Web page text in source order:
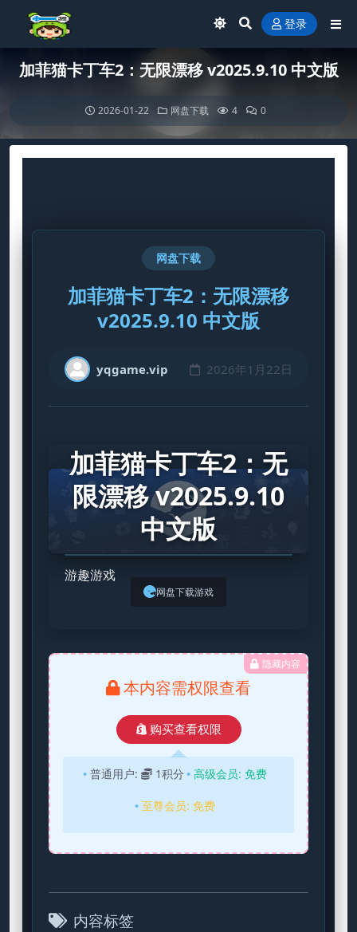
登录
加菲猫卡丁车2：无限漂移 v2025.9.10 中文版
2026-01-22 网盘下载 4 0
网盘下载
加菲猫卡丁车2：无限漂移
v2025.9.10 中文版
yqgame.vip 2026年1月22日
加菲猫卡丁车2：无
限漂移 v2025.9.10
中文版
游趣游戏
网盘下载游戏
隐藏内容
本内容需权限查看
购买查看权限
普通用户: 1积分 高级会员: 免费
至尊会员: 免费
内容标签